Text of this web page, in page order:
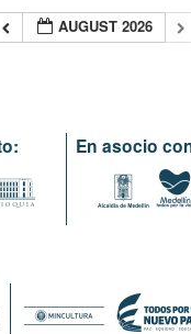
AUGUST 2026
En asocio